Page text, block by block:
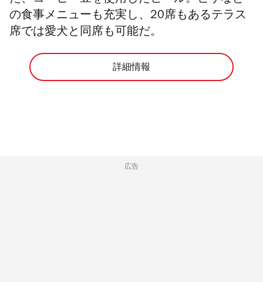
の食事メニューも充実し、20席もあるテラス
席では愛犬と同席も可能だ。
詳細情報
広告